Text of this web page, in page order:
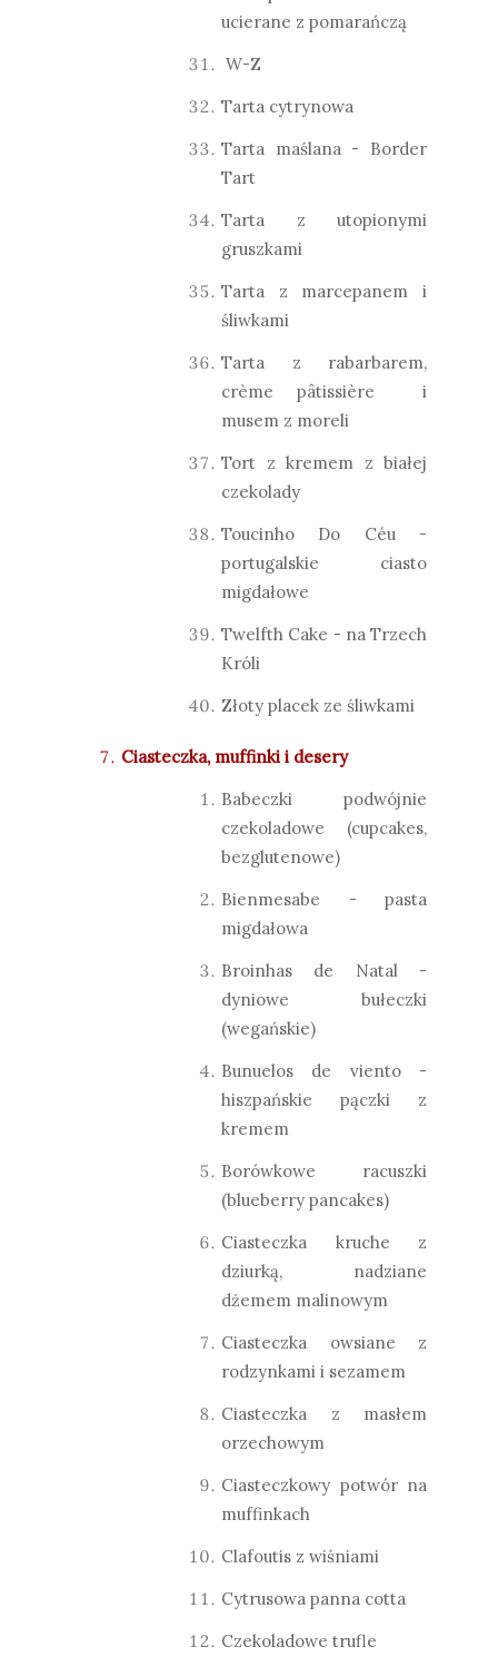
ucierane z pomarańczą
W-Z
Tarta cytrynowa
Tarta maślana - Border
Tart
Tarta z utopionymi
gruszkami
Tarta z marcepanem i
śliwkami
Tarta z rabarbarem,
crème pâtissière i
musem z moreli
Tort z kremem z białej
czekolady
Toucinho Do Céu -
portugalskie ciasto
migdałowe
Twelfth Cake - na Trzech
Króli
Złoty placek ze śliwkami
Ciasteczka, muffinki i desery
Babeczki podwójnie
czekoladowe (cupcakes,
bezglutenowe)
Bienmesabe - pasta
migdałowa
Broinhas de Natal -
dyniowe bułeczki
(wegańskie)
Bunuelos de viento -
hiszpańskie pączki z
kremem
Borówkowe racuszki
(blueberry pancakes)
Ciasteczka kruche z
dziurką, nadziane
dżemem malinowym
Ciasteczka owsiane z
rodzynkami i sezamem
Ciasteczka z masłem
orzechowym
Ciasteczkowy potwór na
muffinkach
Clafoutis z wiśniami
Cytrusowa panna cotta
Czekoladowe trufle